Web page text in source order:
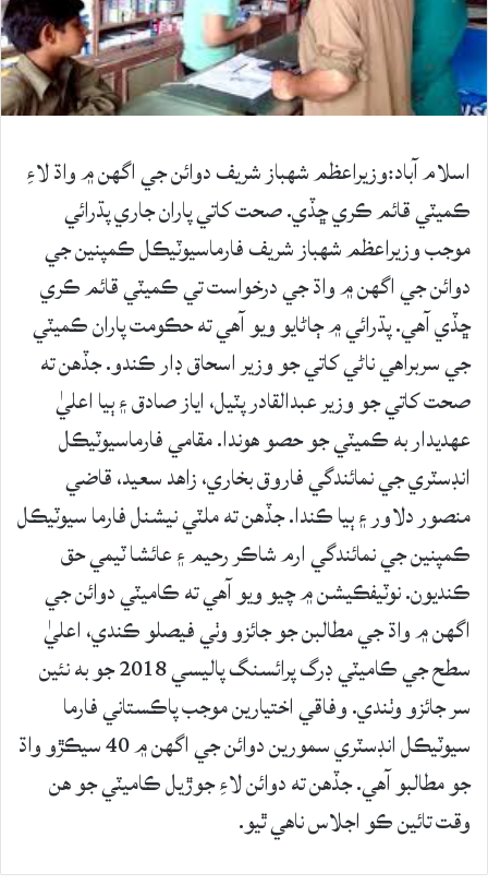
اسلام آباد:وزيراعظم شهباز شريف دوائن جي اگهن ۾ واڌ لاءِ
ڪميٽي قائم ڪري ڇڏي. صحت کاتي پاران جاري پڌرائي
موجب وزيراعظم شهباز شريف فارماسيوٽيڪل ڪمپنين جي
دوائن جي اگهن ۾ واڌ جي درخواست تي ڪميٽي قائم ڪري
ڇڏي آهي. پڌرائي ۾ ڄاڻايو ويو آهي ته حڪومت پاران ڪميٽي
جي سربراهي ناڻي کاتي جو وزير اسحاق ڊار ڪندو. جڏهن ته
صحت کاتي جو وزير عبدالقادر پٽيل، اياز صادق ۽ ٻيا اعليٰ
عهديدار به ڪميٽي جو حصو هوندا. مقامي فارماسيوٽيڪل
انڊسٽري جي نمائندگي فاروق بخاري، زاهد سعيد، قاضي
منصور دلاور ۽ ٻيا ڪندا. جڏهن ته ملٽي نيشنل فارما سيوٽيڪل
ڪمپنين جي نمائندگي ارم شاڪر رحيم ۽ عائشا ٽيمي حق
ڪنديون. نوٽيفڪيشن ۾ چيو ويو آهي ته ڪاميٽي دوائن جي
اگهن ۾ واڌ جي مطالبن جو جائزو وٺي فيصلو ڪندي، اعليٰ
سطح جي ڪاميٽي ڊرگ پرائسنگ پاليسي 2018 جو به نئين
سر جائزو وٺندي. وفاقي اختيارين موجب پاڪستاني فارما
سيوٽيڪل انڊسٽري سمورين دوائن جي اگهن ۾ 40 سيڪڙو واڌ
جو مطالبو آهي. جڏهن ته دوائن لاءِ جوڙيل ڪاميٽي جو هن
وقت تائين ڪو اجلاس ناهي ٿيو.